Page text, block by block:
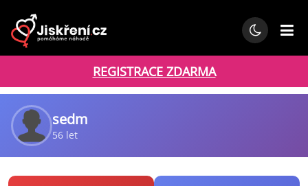
REGISTRACE ZDARMA
sedm
56 let